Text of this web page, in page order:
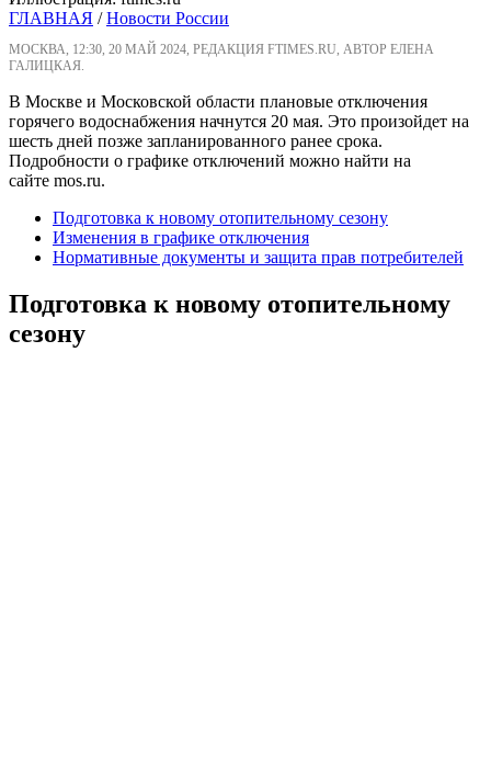
ГЛАВНАЯ /Новости России
МОСКВА, 12:30, 20 МАЙ 2024, РЕДАКЦИЯ FTIMES.RU, АВТОР ЕЛЕНА
ГАЛИЦКАЯ.
В Москве и Московской области плановые отключения
горячего водоснабжения начнутся 20 мая. Это произойдет на
шесть дней позже запланированного ранее срока.
Подробности о графике отключений можно найти на
сайте mos.ru.
Подготовка к новому отопительному сезону
Изменения в графике отключения
Нормативные документы и защита прав потребителей
Подготовка к новому отопительному
сезону